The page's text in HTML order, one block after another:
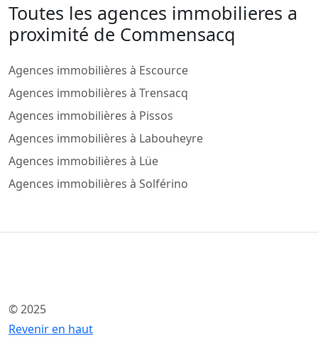
Toutes les agences immobilieres a
proximité de Commensacq
Agences immobilières à Escource
Agences immobilières à Trensacq
Agences immobilières à Pissos
Agences immobilières à Labouheyre
Agences immobilières à Lüe
Agences immobilières à Solférino
© 2025
Revenir en haut